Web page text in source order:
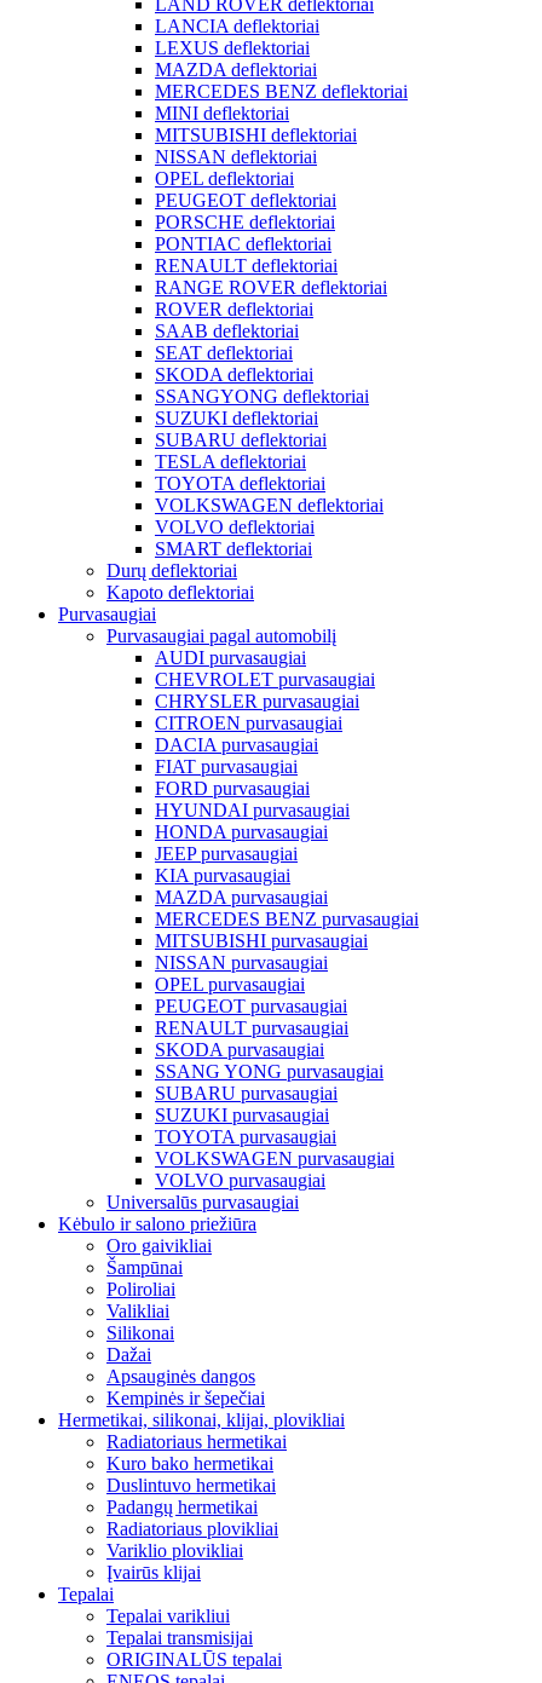
LANCIA deflektoriai
LEXUS deflektoriai
MAZDA deflektoriai
MERCEDES BENZ deflektoriai
MINI deflektoriai
MITSUBISHI deflektoriai
NISSAN deflektoriai
OPEL deflektoriai
PEUGEOT deflektoriai
PORSCHE deflektoriai
PONTIAC deflektoriai
RENAULT deflektoriai
RANGE ROVER deflektoriai
ROVER deflektoriai
SAAB deflektoriai
SEAT deflektoriai
SKODA deflektoriai
SSANGYONG deflektoriai
SUZUKI deflektoriai
SUBARU deflektoriai
TESLA deflektoriai
TOYOTA deflektoriai
VOLKSWAGEN deflektoriai
VOLVO deflektoriai
SMART deflektoriai
Durų deflektoriai
Kapoto deflektoriai
Purvasaugiai
Purvasaugiai pagal automobilį
AUDI purvasaugiai
CHEVROLET purvasaugiai
CHRYSLER purvasaugiai
CITROEN purvasaugiai
DACIA purvasaugiai
FIAT purvasaugiai
FORD purvasaugiai
HYUNDAI purvasaugiai
HONDA purvasaugiai
JEEP purvasaugiai
KIA purvasaugiai
MAZDA purvasaugiai
MERCEDES BENZ purvasaugiai
MITSUBISHI purvasaugiai
NISSAN purvasaugiai
OPEL purvasaugiai
PEUGEOT purvasaugiai
RENAULT purvasaugiai
SKODA purvasaugiai
SSANG YONG purvasaugiai
SUBARU purvasaugiai
SUZUKI purvasaugiai
TOYOTA purvasaugiai
VOLKSWAGEN purvasaugiai
VOLVO purvasaugiai
Universalūs purvasaugiai
Kėbulo ir salono priežiūra
Oro gaivikliai
Šampūnai
Poliroliai
Valikliai
Silikonai
Dažai
Apsauginės dangos
Kempinės ir šepečiai
Hermetikai, silikonai, klijai, plovikliai
Radiatoriaus hermetikai
Kuro bako hermetikai
Duslintuvo hermetikai
Padangų hermetikai
Radiatoriaus plovikliai
Variklio plovikliai
Įvairūs klijai
Tepalai
Tepalai varikliui
Tepalai transmisijai
ORIGINALŪS tepalai